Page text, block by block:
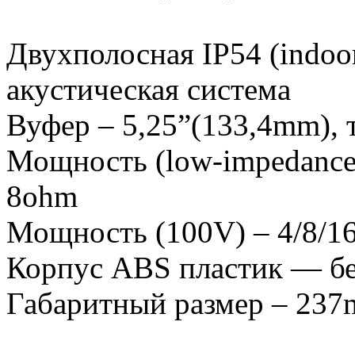
Двухполосная IP54
акустическая система
Вуфер – 5,25”(133,4mm),
Мощность (low-
8ohm
Мощность (100V) – 4/8/
Корпус ABS пластик —
Габаритный размер –